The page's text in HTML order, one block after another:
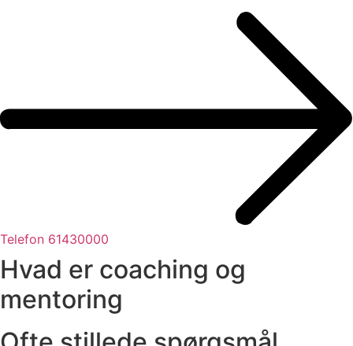
Telefon 61430000
Hvad er coaching og
mentoring